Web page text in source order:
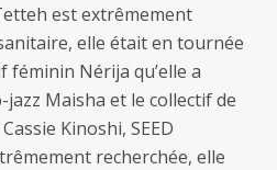
est extrêmement
elle était en tournée
féminin Nérija qu’elle a
Maisha et le collectif de
Kinoshi, SEED
recherchée, elle